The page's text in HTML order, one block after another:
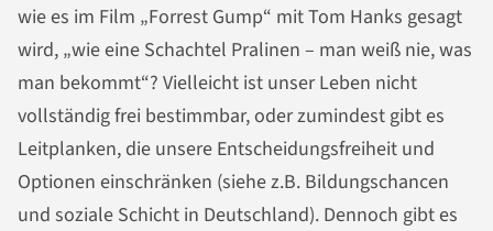
wie es im Film „Forrest Gump“ mit Tom Hanks gesagt
wird, „wie eine Schachtel Pralinen – man weiß nie, was
man bekommt“? Vielleicht ist unser Leben nicht
vollständig frei bestimmbar, oder zumindest gibt es
Leitplanken, die unsere Entscheidungsfreiheit und
Optionen einschränken (siehe z.B. Bildungschancen
und soziale Schicht in Deutschland). Dennoch gibt es